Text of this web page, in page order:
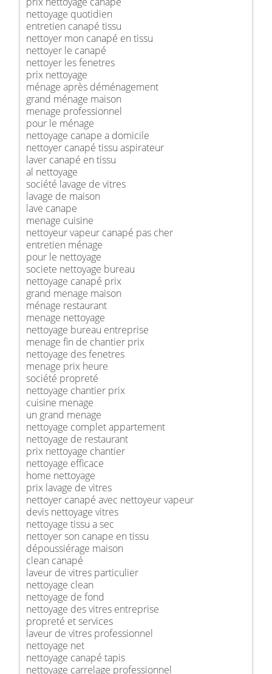
nettoyage quotidien
entretien canapé tissu
nettoyer mon canapé en tissu
nettoyer le canapé
nettoyer les fenetres
prix nettoyage
ménage après déménagement
grand ménage maison
menage professionnel
pour le ménage
nettoyage canape a domicile
nettoyer canapé tissu aspirateur
laver canapé en tissu
al nettoyage
société lavage de vitres
lavage de maison
lave canape
menage cuisine
nettoyeur vapeur canapé pas cher
entretien ménage
pour le nettoyage
societe nettoyage bureau
nettoyage canapé prix
grand menage maison
ménage restaurant
menage nettoyage
nettoyage bureau entreprise
menage fin de chantier prix
nettoyage des fenetres
menage prix heure
société propreté
nettoyage chantier prix
cuisine menage
un grand menage
nettoyage complet appartement
nettoyage de restaurant
prix nettoyage chantier
nettoyage efficace
home nettoyage
prix lavage de vitres
nettoyer canapé avec nettoyeur vapeur
devis nettoyage vitres
nettoyage tissu a sec
nettoyer son canape en tissu
dépoussiérage maison
clean canapé
laveur de vitres particulier
nettoyage clean
nettoyage de fond
nettoyage des vitres entreprise
propreté et services
laveur de vitres professionnel
nettoyage net
nettoyage canapé tapis
nettoyage carrelage professionnel